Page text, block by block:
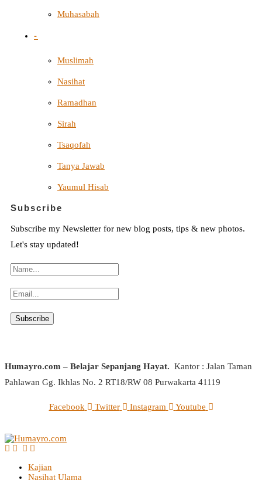
Muhasabah
-
Muslimah
Nasihat
Ramadhan
Sirah
Tsaqofah
Tanya Jawab
Yaumul Hisab
Subscribe
Subscribe my Newsletter for new blog posts, tips & new photos.
Let's stay updated!
Humayro.com – Belajar Sepanjang Hayat. Kantor : Jalan Taman
Pahlawan Gg. Ikhlas No. 2 RT18/RW 08 Purwakarta 41119
Facebook Twitter Instagram Youtube
Kajian
Nasihat Ulama